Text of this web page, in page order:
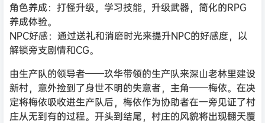
角色养成：打怪升级，学习技能，升级武器，简化的RPG
养成体验。
NPC好感：通过送礼和消磨时光来提升NPC的好感度，以
解锁旁支剧情和CG。
由生产队的领导者——玖华带领的生产队来深山老林里建设
新村，意外捡到了身世不明的失意者，主角——梅依。在决
定将梅依吸收进生产队后，梅依作为协助者在一旁见证了村
庄从无到有的过程。开头到结尾，村庄的风貌将出现翻天覆